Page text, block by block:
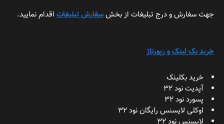
جهت سفارش و درج تبلیغات از بخشسفارش تبلیغات اقدام نمایید.
خرید بک لینک و رپورتاژ
خرید بکلینک
آپدیت نود 32
پسورد نود 32
اوکلی لایسنس رایگان نود 32